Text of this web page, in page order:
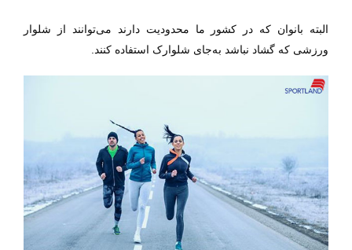
البته بانوان که در کشور ما محدودیت دارند می‌توانند از شلوار
ورزشی که گشاد نباشد به‌جای شلوارک استفاده کنند.